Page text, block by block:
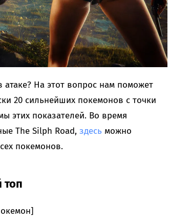
На этот вопрос нам поможет
20 сильнейших покемонов с точки
этих показателей. Во время
The Silph Road, здесь можно
покемонов.